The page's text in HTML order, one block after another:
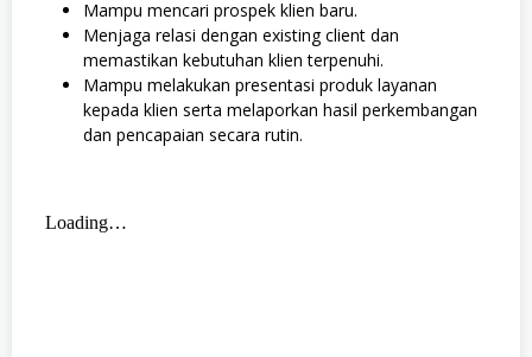
Mampu mencari prospek klien baru.
Menjaga relasi dengan existing client dan
memastikan kebutuhan klien terpenuhi.
Mampu melakukan presentasi produk layanan
kepada klien serta melaporkan hasil perkembangan
dan pencapaian secara rutin.